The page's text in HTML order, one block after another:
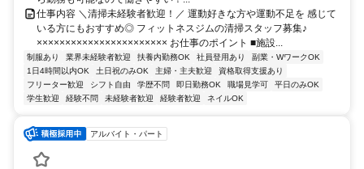
仕事内容 ＼清掃未経験者歓迎！／ 運動好きな方や運動不足を 感じて
いる方にもおすすめ◎ フィットネスジムの清掃スタッフ募集♪
××××××××××××××××××××××× お仕事のポイント ■施設...
制服あり 業界未経験者歓迎 扶養内勤務OK 社員登用あり
副業・WワークOK
1日4時間以内OK
土日祝のみOK 主婦・主夫歓迎
資格取得支援あり
フリーター歓迎
シフト自由 学歴不問 即日勤務OK 職場見学可
平日のみOK
学生歓迎
経験不問 未経験者歓迎 経験者歓迎 ネイルOK
アルバイト・パート